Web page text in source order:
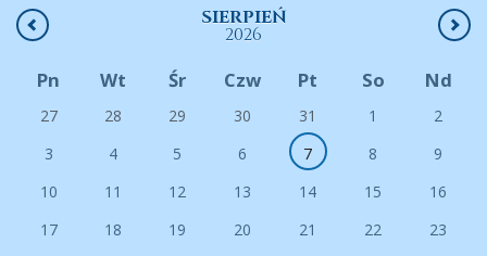
SIERPIEŃ
2026
Pn Wt Śr Czw Pt So Nd
27 28 29 30 31 1
2
3
4 5 6 7 8
9
10
11 12 13 14 15
16
17
18 19 20 21 22
23